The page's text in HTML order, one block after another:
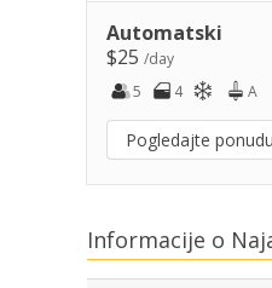
Automatski
$25 /day
5
4 A
Pogledajte ponudu
Informacije o